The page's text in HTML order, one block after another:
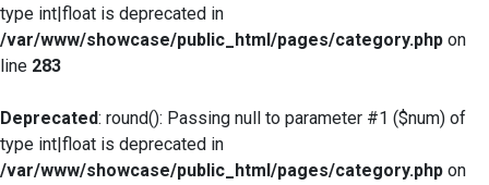
type int|float is deprecated in
/var/www/showcase/public_html/pages/category.php on
line 283
Deprecated: round(): Passing null to parameter #1 ($num) of
type int|float is deprecated in
/var/www/showcase/public_html/pages/category.php on